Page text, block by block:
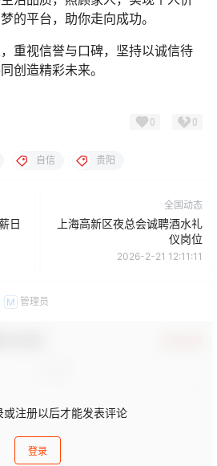
的平台，助你走向成功。
重视信誉与口碑，坚持以诚信待
创造精彩未来。
0 0
自信 贵阳
日
全国动态
上海高新区夜总会诚聘酒水礼
仪岗位
2026-2-21 12:11:11
M 管理员
或注册以后才能发表评论
登录